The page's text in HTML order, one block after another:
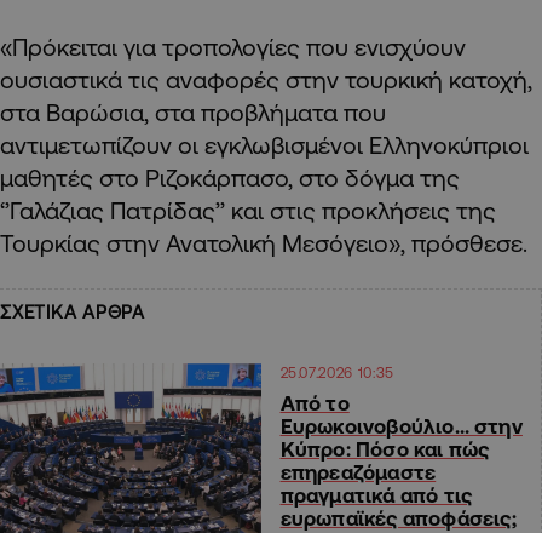
«Πρόκειται για τροπολογίες που ενισχύουν
ουσιαστικά τις αναφορές στην τουρκική κατοχή,
στα Βαρώσια, στα προβλήματα που
αντιμετωπίζουν οι εγκλωβισμένοι Ελληνοκύπριοι
μαθητές στο Ριζοκάρπασο, στο δόγμα της
‘’Γαλάζιας Πατρίδας’’ και στις προκλήσεις της
Τουρκίας στην Ανατολική Μεσόγειο», πρόσθεσε.
ΣΧΕΤΙΚΑ ΑΡΘΡΑ
25.07.2026 10:35
Από το
Ευρωκοινοβούλιο… στην
Κύπρο: Πόσο και πώς
επηρεαζόμαστε
πραγματικά από τις
ευρωπαϊκές αποφάσεις;